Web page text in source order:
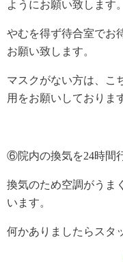
ようにお願い致します。
やむを得ず待合室でお
お願い致します。
マスクがない方は、こ
用をお願いしておりま
⑥院内の換気を24時間
換気のため空調がうま
います。
何かありましたらスタ